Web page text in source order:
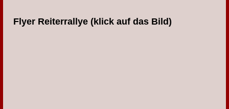
Flyer Reiterrallye (klick auf das Bild)